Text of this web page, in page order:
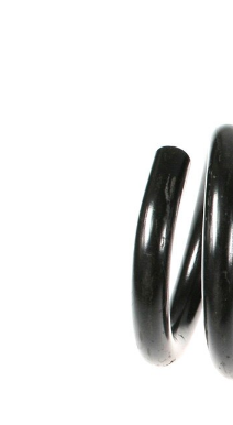
Tvar
pružiny
Vnější
průměr
Označení
barvy
Průměr
drátu